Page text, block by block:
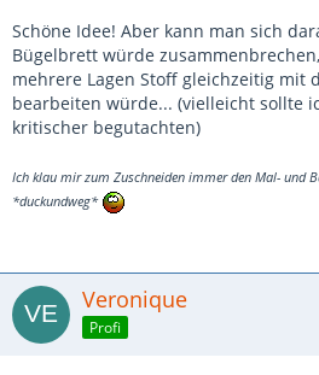
Schöne Idee! Aber kann man sich
Bügelbrett würde
mehrere Lagen Stoff gleichzeitig mit
bearbeiten würde... (vielleicht sollte
kritischer begutachten)
Ich klau mir zum Zuschneiden immer den Mal- und
*duckundweg*
Veronique
Profi